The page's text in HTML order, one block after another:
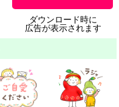
ダウンロード時に
広告が表示されます